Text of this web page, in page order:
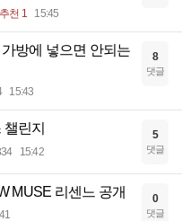
추천 1 15:45
방에 넣으면 안되는
15:43
8
댓글
린지
15:42
5
댓글
MUSE 리센느 공개 0
댓글